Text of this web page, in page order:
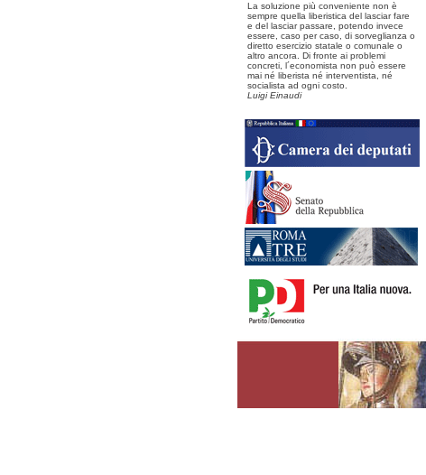
La soluzione più conveniente non è
sempre quella liberistica del lasciar fare
e del lasciar passare, potendo invece
essere, caso per caso, di sorveglianza o
diretto esercizio statale o comunale o
altro ancora. Di fronte ai problemi
concreti, l´economista non può essere
mai né liberista né interventista, né
socialista ad ogni costo.
Luigi Einaudi